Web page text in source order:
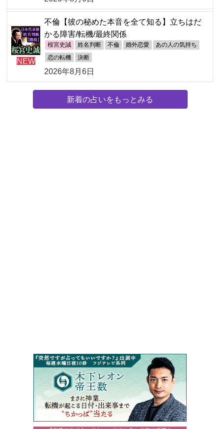
NEW
不倫【彼の秘めた本音を全て知る】立ちはだ
かる障害/転機/最終関係
桜宮史誠 姓名判断 不倫 婚外恋愛 あの人の気持ち
恋の転機 決断
2026年8月6日
新着の占いをもっとみる